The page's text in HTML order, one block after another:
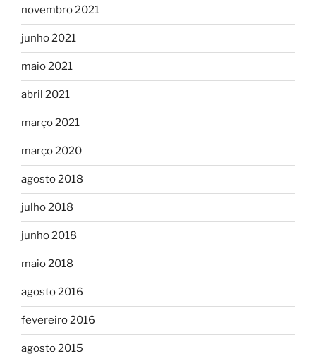
novembro 2021
junho 2021
maio 2021
abril 2021
março 2021
março 2020
agosto 2018
julho 2018
junho 2018
maio 2018
agosto 2016
fevereiro 2016
agosto 2015